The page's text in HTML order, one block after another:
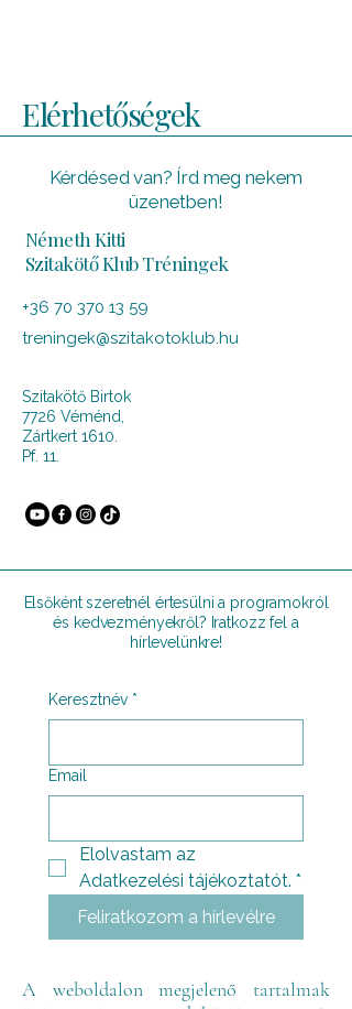
Elérhetőségek
Kérdésed van? Írd meg nekem
üzenetben!
Németh Kitti
Szitakötő Klub Tréningek
+36 70 370 13 59
treningek@szitakotoklub.hu
Szitakötő Birtok
7726 Véménd,
Zártkert 1610.
Pf. 11.
Elsőként szeretnél értesülni a programokról
és kedvezményekről? Iratkozz fel a
hírlevelünkre!
Keresztnév *
Email
Elolvastam az
Adatkezelési tájékoztatót. *
Feliratkozom a hírlevélre
A weboldalon megjelenő tartalmak